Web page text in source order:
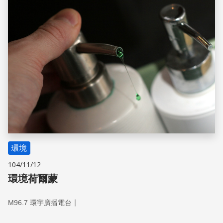
環境
104/11/12
環境荷爾蒙
M96.7 環宇廣播電台 ｜